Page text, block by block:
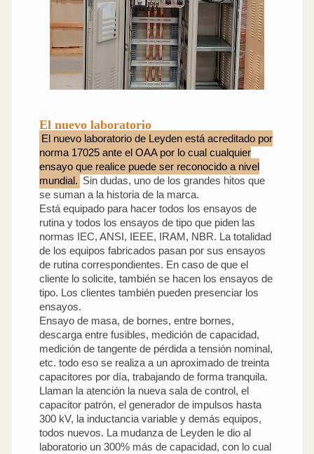
El nuevo laboratorio
El nuevo laboratorio de Leyden está acreditado por
norma 17025 ante el OAA por lo cual cualquier
ensayo que realice puede ser reconocido a nivel
mundial. Sin dudas, uno de los grandes hitos que
se suman a la historia de la marca.
Está equipado para hacer todos los ensayos de
rutina y todos los ensayos de tipo que piden las
normas IEC, ANSI, IEEE, IRAM, NBR. La totalidad
de los equipos fabricados pasan por sus ensayos
de rutina correspondientes. En caso de que el
cliente lo solicite, también se hacen los ensayos de
tipo. Los clientes también pueden presenciar los
ensayos.
Ensayo de masa, de bornes, entre bornes,
descarga entre fusibles, medición de capacidad,
medición de tangente de pérdida a tensión nominal,
etc. todo eso se realiza a un aproximado de treinta
capacitores por día, trabajando de forma tranquila.
Llaman la atención la nueva sala de control, el
capacitor patrón, el generador de impulsos hasta
300 kV, la inductancia variable y demás equipos,
todos nuevos. La mudanza de Leyden le dio al
laboratorio un 300% más de capacidad, con lo cual